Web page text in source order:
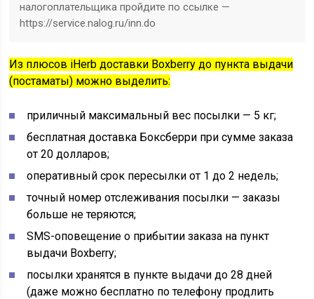
налогоплательщика пройдите по ссылке —
https://service.nalog.ru/inn.do
Из плюсов iHerb доставки Boxberry до пункта выдачи
(постаматы) можно выделить:
приличный максимальный вес посылки — 5 кг;
бесплатная доставка Боксберри при сумме заказа
от 20 долларов;
оперативный срок пересылки от 1 до 2 недель;
точный номер отслеживания посылки — заказы
больше не теряются;
SMS-оповещение о прибытии заказа на пункт
выдачи Boxberry;
посылки хранятся в пункте выдачи до 28 дней
(даже можно бесплатно по телефону продлить